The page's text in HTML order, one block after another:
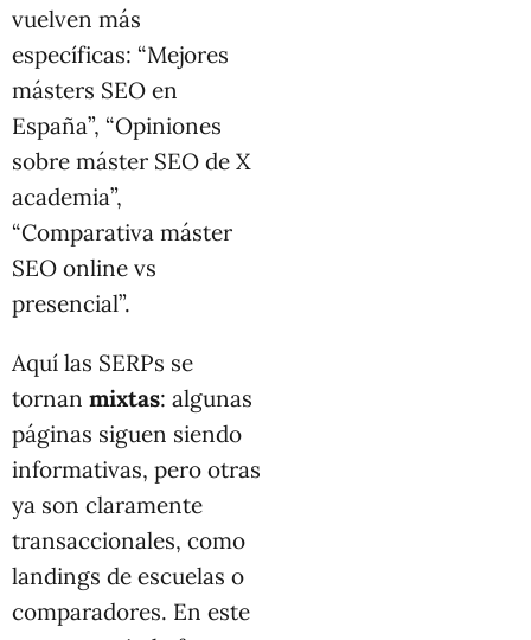
vuelven más
específicas: “Mejores
másters SEO en
España”, “Opiniones
sobre máster SEO de X
academia”,
“Comparativa máster
SEO online vs
presencial”.
Aquí las SERPs se
tornan mixtas: algunas
páginas siguen siendo
informativas, pero otras
ya son claramente
transaccionales, como
landings de escuelas o
comparadores. En este